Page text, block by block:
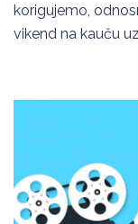
korigujemo,
vikend na kauču